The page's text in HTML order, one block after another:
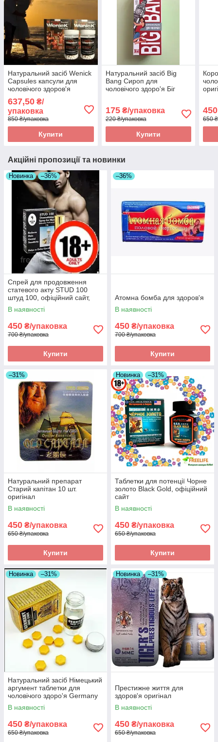
Натуральний засіб Wenick
Capsules капсули для
чоловічого здоров'я
оригінал
637,50 ₴/
упаковка
850 ₴/упаковка
Купити
Натуральний засіб Big
Bang Сироп для
чоловічого здоро'я Біг
175₴/упаковка
220 ₴/упаковка
Купити
450
650
Акційні пропозиції та новинки
Новинка –36%
Спрей для продовження
статевого акту STUD 100
штуд 100, офіційний сайт,
оригінал
В наявності
450 ₴/упаковка
700 ₴/упаковка
Купити
–36%
Атомна бомба для здоров'я
В наявності
450 ₴/упаковка
700 ₴/упаковка
Купити
–31%
Натуральний препарат
Старий капітан 10 шт.
оригінал
В наявності
450 ₴/упаковка
650 ₴/упаковка
Купити
Новинка –31%
Таблетки для потенції Чорне
золото Black Gold, офіційний
сайт
В наявності
450 ₴/упаковка
650 ₴/упаковка
Купити
Новинка –31%
Натуральний засіб Німецький
аргумент таблетки для
чоловічого здоро'я Germany
must state оригінал
В наявності
450 ₴/упаковка
650 ₴/упаковка
Новинка –31%
Престижне життя для
здоров'я оригінал
В наявності
450 ₴/упаковка
650 ₴/упаковка